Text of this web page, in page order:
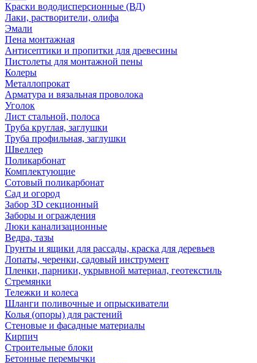
Краски вододисперсионные (ВД)
Лаки, растворители, олифа
Эмали
Пена монтажная
Антисептики и пропитки для древесины
Пистолеты для монтажной пены
Колеры
Металлопрокат
Арматура и вязальная проволока
Уголок
Лист стальной, полоса
Труба круглая, заглушки
Труба профильная, заглушки
Швеллер
Поликарбонат
Комплектующие
Сотовый поликарбонат
Сад и огород
Забор 3D секционный
Заборы и ограждения
Люки канализационные
Ведра, тазы
Грунты и ящики для рассады, краска для деревьев
Лопаты, черенки, садовый инструмент
Пленки, парники, укрывной материал, геотекстиль
Стремянки
Тележки и колеса
Шланги поливочные и опрыскиватели
Колья (опоры) для растений
Стеновые и фасадные материалы
Кирпич
Строительные блоки
Бетонные перемычки